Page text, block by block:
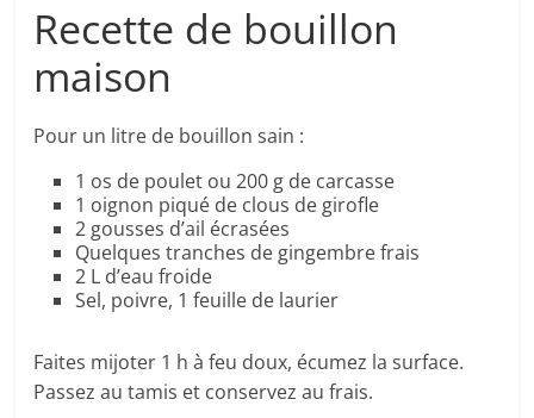
Recette de bouillon
maison
Pour un litre de bouillon sain :
1 os de poulet ou 200 g de carcasse
1 oignon piqué de clous de girofle
2 gousses d’ail écrasées
Quelques tranches de gingembre frais
2 L d’eau froide
Sel, poivre, 1 feuille de laurier
Faites mijoter 1 h à feu doux, écumez la surface.
Passez au tamis et conservez au frais.